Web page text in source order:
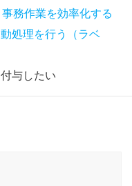
務作業を効率化する
処理を行う（ラベ
与したい